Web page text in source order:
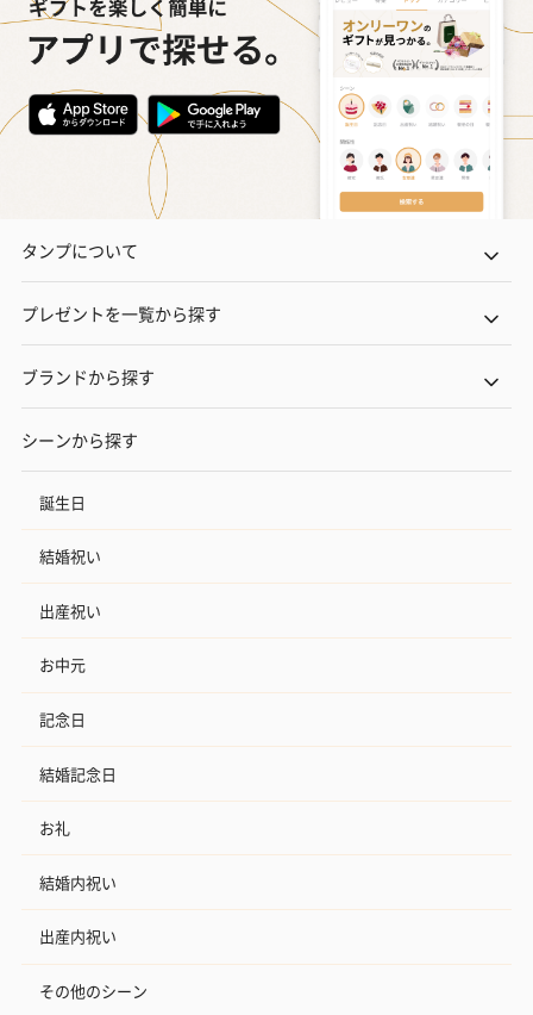
タンプについて
プレゼントを一覧から探す
ブランドから探す
シーンから探す
誕生日
結婚祝い
出産祝い
お中元
記念日
結婚記念日
お礼
結婚内祝い
出産内祝い
その他のシーン